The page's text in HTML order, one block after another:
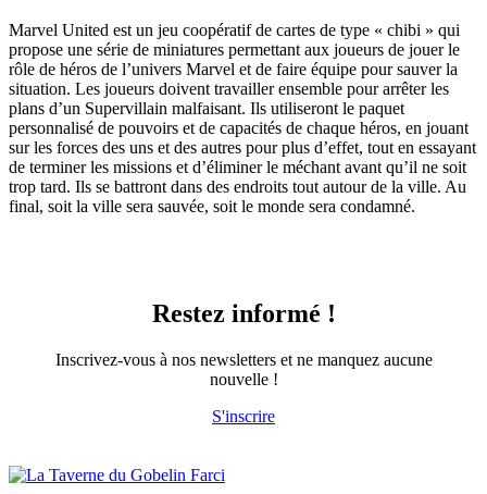
Marvel United est un jeu coopératif de cartes de type « chibi » qui
propose une série de miniatures permettant aux joueurs de jouer le
rôle de héros de l’univers Marvel et de faire équipe pour sauver la
situation. Les joueurs doivent travailler ensemble pour arrêter les
plans d’un Supervillain malfaisant. Ils utiliseront le paquet
personnalisé de pouvoirs et de capacités de chaque héros, en jouant
sur les forces des uns et des autres pour plus d’effet, tout en essayant
de terminer les missions et d’éliminer le méchant avant qu’il ne soit
trop tard. Ils se battront dans des endroits tout autour de la ville. Au
final, soit la ville sera sauvée, soit le monde sera condamné.
Restez informé !
Inscrivez-vous à nos newsletters et ne manquez aucune
nouvelle !
S'inscrire